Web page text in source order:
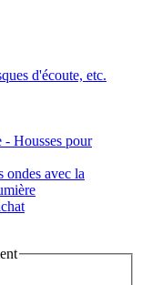
d'écoute, etc.
- Housses pour
avec la